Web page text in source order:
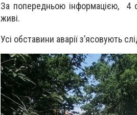
За попередньою інформацією, 4
живі.
Усі обставини аварії з’ясовують